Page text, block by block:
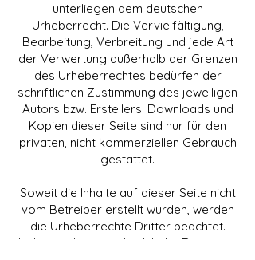
unterliegen dem deutschen
Urheberrecht. Die Vervielfältigung,
Bearbeitung, Verbreitung und jede Art
der Verwertung außerhalb der Grenzen
des Urheberrechtes bedürfen der
schriftlichen Zustimmung des jeweiligen
Autors bzw. Erstellers. Downloads und
Kopien dieser Seite sind nur für den
privaten, nicht kommerziellen Gebrauch
gestattet.
Soweit die Inhalte auf dieser Seite nicht
vom Betreiber erstellt wurden, werden
die Urheberrechte Dritter beachtet.
Insbesondere werden Inhalte Dritter als